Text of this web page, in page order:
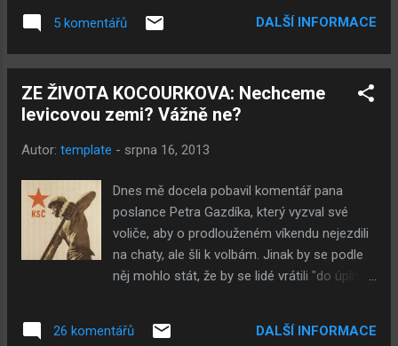
probudit Velký Cthulhu Klaus. O jeho vyvolání
se nejprve neúspěšně pokoušeli lumíci z
byla přece jen úspěšnější. Ačkoliv je těžké
potvrdit něco, co z úst nejpovolanější osoby
problém, než představovali všichni
to sice vypadá, že Klausův attack vlil do žil
lumíků, jimž mořská hladina už sahá těsně
pod čumák, něco optimismu: seznali, že
někteří jejich kolegové se proměnili z lumíků
v krysy, a jala se stavět volební kampaň na
zla. Samozřejmě za souhlasného kvikotu
5 komentářů DALŠÍ INFORMACE
ZE ŽIVOTA KOCOURKOVA: Nechceme
levicovou zemi? Vážně ne?
Autor: template - srpna 16, 2013
Dnes mě docela pobavil komentář pana
poslance Petra Gazdíka, který vyzval své
voliče, aby o prodlouženém víkendu nejezdili
na chaty, ale šli k volbám. Jinak by se podle
něj mohlo stát, že by se lidé vrátili "do úplně
Snad ne v "pravicové zemi"? Mě totiž fakt
26 komentářů DALŠÍ INFORMACE